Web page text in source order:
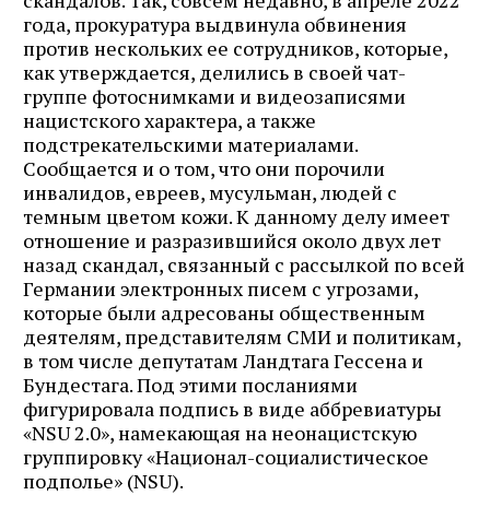
года, прокуратура выдвинула обвинения
против нескольких ее сотрудников, которые,
как утверждается, делились в своей чат-
группе фотоснимками и видеозаписями
нацистского характера, а также
подстрекательскими материалами.
Сообщается и о том, что они порочили
инвалидов, евреев, мусульман, людей с
темным цветом кожи. К данному делу имеет
отношение и разразившийся около двух лет
назад скандал, связанный с рассылкой по всей
Германии электронных писем с угрозами,
которые были адресованы общественным
деятелям, представителям СМИ и политикам,
в том числе депутатам Ландтага Гессена и
Бундестага. Под этими посланиями
фигурировала подпись в виде аббревиатуры
«NSU 2.0», намекающая на неонацистскую
группировку «Национал-социалистическое
подполье» (NSU).